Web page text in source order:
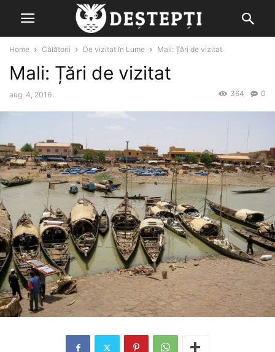
Home Călătorii De vizitat în Lume Mali: Țări de vizitat
Mali: Țări de vizitat
aug. 4, 2016 0
364